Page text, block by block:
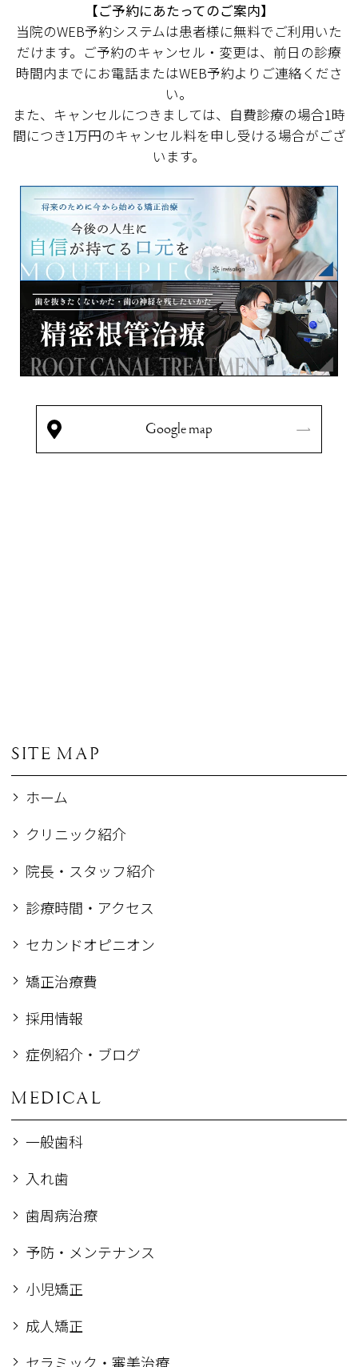
【ご予約にあたってのご案内】
当院のWEB予約システムは患者様に無料でご利用いた
だけます。ご予約のキャンセル・変更は、前日の診療
時間内までにお電話またはWEB予約よりご連絡くださ
い。
また、キャンセルにつきましては、自費診療の場合1時
間につき1万円のキャンセル料を申し受ける場合がござ
います。
Google map
SITE MAP
ホーム
クリニック紹介
院長・スタッフ紹介
診療時間・アクセス
セカンドオピニオン
矯正治療費
採用情報
症例紹介・ブログ
MEDICAL
一般歯科
入れ歯
歯周病治療
予防・メンテナンス
小児矯正
成人矯正
セラミック・審美治療